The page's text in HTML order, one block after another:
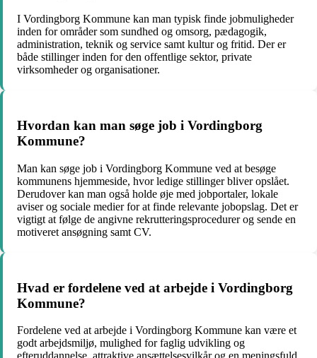
I Vordingborg Kommune kan man typisk finde jobmuligheder
inden for områder som sundhed og omsorg, pædagogik,
administration, teknik og service samt kultur og fritid. Der er
både stillinger inden for den offentlige sektor, private
virksomheder og organisationer.
Hvordan kan man søge job i Vordingborg
Kommune?
Man kan søge job i Vordingborg Kommune ved at besøge
kommunens hjemmeside, hvor ledige stillinger bliver opslået.
Derudover kan man også holde øje med jobportaler, lokale
aviser og sociale medier for at finde relevante jobopslag. Det er
vigtigt at følge de angivne rekrutteringsprocedurer og sende en
motiveret ansøgning samt CV.
Hvad er fordelene ved at arbejde i Vordingborg
Kommune?
Fordelene ved at arbejde i Vordingborg Kommune kan være et
godt arbejdsmiljø, mulighed for faglig udvikling og